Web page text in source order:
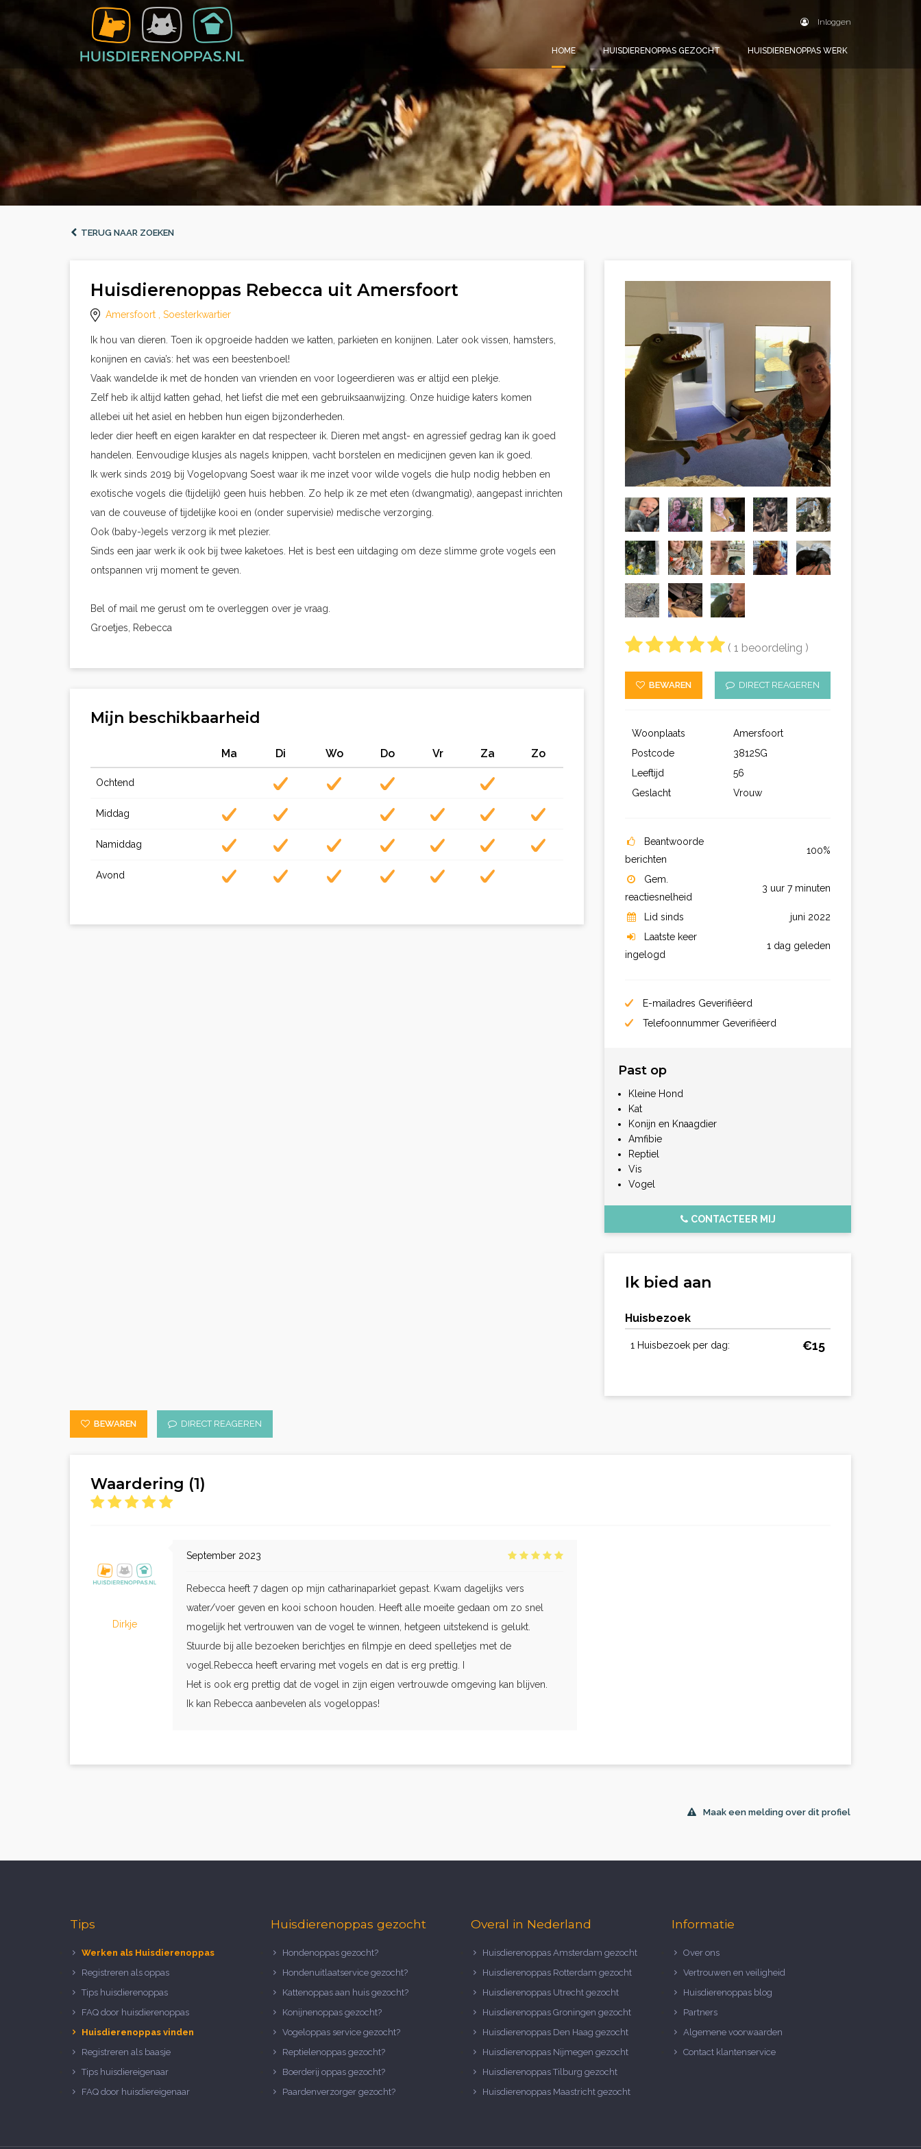
Inloggen
HOME HUISDIERENOPPAS GEZOCHT HUISDIERENOPPAS WERK
TERUG NAAR ZOEKEN
Huisdierenoppas Rebecca uit Amersfoort
Amersfoort , Soesterkwartier
Ik hou van dieren. Toen ik opgroeide hadden we katten, parkieten en konijnen. Later ook vissen, hamsters,
konijnen en cavia’s: het was een beestenboel!
Vaak wandelde ik met de honden van vrienden en voor logeerdieren was er altijd een plekje.
Zelf heb ik altijd katten gehad, het liefst die met een gebruiksaanwijzing. Onze huidige katers komen
allebei uit het asiel en hebben hun eigen bijzonderheden.
Ieder dier heeft en eigen karakter en dat respecteer ik. Dieren met angst- en agressief gedrag kan ik goed
handelen. Eenvoudige klusjes als nagels knippen, vacht borstelen en medicijnen geven kan ik goed.
Ik werk sinds 2019 bij Vogelopvang Soest waar ik me inzet voor wilde vogels die hulp nodig hebben en
exotische vogels die (tijdelijk) geen huis hebben. Zo help ik ze met eten (dwangmatig), aangepast inrichten
van de couveuse of tijdelijke kooi en (onder supervisie) medische verzorging.
Ook (baby-)egels verzorg ik met plezier.
Sinds een jaar werk ik ook bij twee kaketoes. Het is best een uitdaging om deze slimme grote vogels een
ontspannen vrij moment te geven.
Bel of mail me gerust om te overleggen over je vraag.
Groetjes, Rebecca
Mijn beschikbaarheid
Ma Di Wo Do Vr Za Zo
Ochtend
Middag
Namiddag
Avond
( 1 beoordeling )
BEWAREN DIRECT REAGEREN
Woonplaats
Amersfoort
Postcode
3812SG
Leeftijd
56
Geslacht
Vrouw
Beantwoorde
berichten
100%
Gem.
reactiesnelheid
3 uur 7 minuten
Lid sinds
juni 2022
Laatste keer
ingelogd
1 dag geleden
E-mailadres Geverifiëerd
Telefoonnummer Geverifiëerd
Past op
Kleine Hond
Kat
Konijn en Knaagdier
Amfibie
Reptiel
Vis
Vogel
CONTACTEER MIJ
Ik bied aan
Huisbezoek
1 Huisbezoek per dag: €15
BEWAREN DIRECT REAGEREN
Waardering (1)
Dirkje
September 2023
Rebecca heeft 7 dagen op mijn catharinaparkiet gepast. Kwam dagelijks vers
water/voer geven en kooi schoon houden. Heeft alle moeite gedaan om zo snel
mogelijk het vertrouwen van de vogel te winnen, hetgeen uitstekend is gelukt.
Stuurde bij alle bezoeken berichtjes en filmpje en deed spelletjes met de
vogel.Rebecca heeft ervaring met vogels en dat is erg prettig. I
Het is ook erg prettig dat de vogel in zijn eigen vertrouwde omgeving kan blijven.
Ik kan Rebecca aanbevelen als vogeloppas!
Maak een melding over dit profiel
Tips
Werken als Huisdierenoppas
Registreren als oppas
Tips huisdierenoppas
FAQ door huisdierenoppas
Huisdierenoppas vinden
Registreren als baasje
Tips huisdiereigenaar
FAQ door huisdiereigenaar
Huisdierenoppas gezocht
Hondenoppas gezocht?
Hondenuitlaatservice gezocht?
Kattenoppas aan huis gezocht?
Konijnenoppas gezocht?
Vogeloppas service gezocht?
Reptielenoppas gezocht?
Boerderij oppas gezocht?
Paardenverzorger gezocht?
Overal in Nederland
Huisdierenoppas Amsterdam gezocht
Huisdierenoppas Rotterdam gezocht
Huisdierenoppas Utrecht gezocht
Huisdierenoppas Groningen gezocht
Huisdierenoppas Den Haag gezocht
Huisdierenoppas Nijmegen gezocht
Huisdierenoppas Tilburg gezocht
Huisdierenoppas Maastricht gezocht
Informatie
Over ons
Vertrouwen en veiligheid
Huisdierenoppas blog
Partners
Algemene voorwaarden
Contact klantenservice